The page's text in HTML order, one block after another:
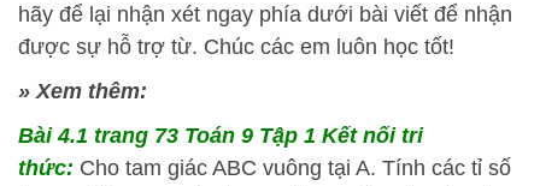
hãy để lại nhận xét ngay phía dưới bài viết để nhận
được sự hỗ trợ từ. Chúc các em luôn học tốt!
» Xem thêm:
Bài 4.1 trang 73 Toán 9 Tập 1 Kết nối tri
thức: Cho tam giác ABC vuông tại A. Tính các tỉ số